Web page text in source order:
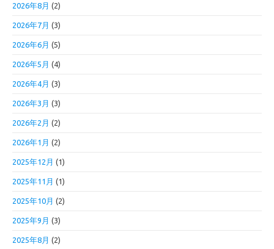
2026年8月 (2)
2026年7月 (3)
2026年6月 (5)
2026年5月 (4)
2026年4月 (3)
2026年3月 (3)
2026年2月 (2)
2026年1月 (2)
2025年12月 (1)
2025年11月 (1)
2025年10月 (2)
2025年9月 (3)
2025年8月 (2)